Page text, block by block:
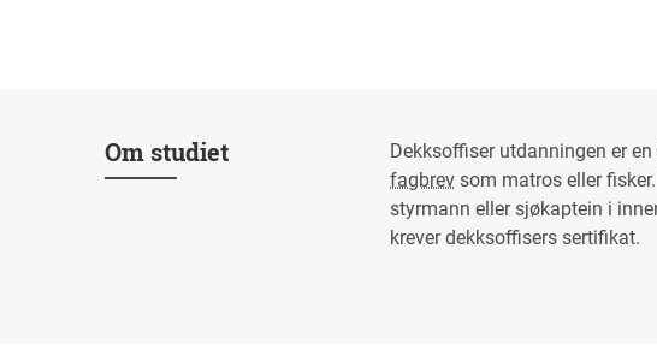
Om studiet
Dekksoffiser utdanningen er
fagbrev som matros eller
styrmann eller sjøkaptein i
krever dekksoffisers sertifikat.